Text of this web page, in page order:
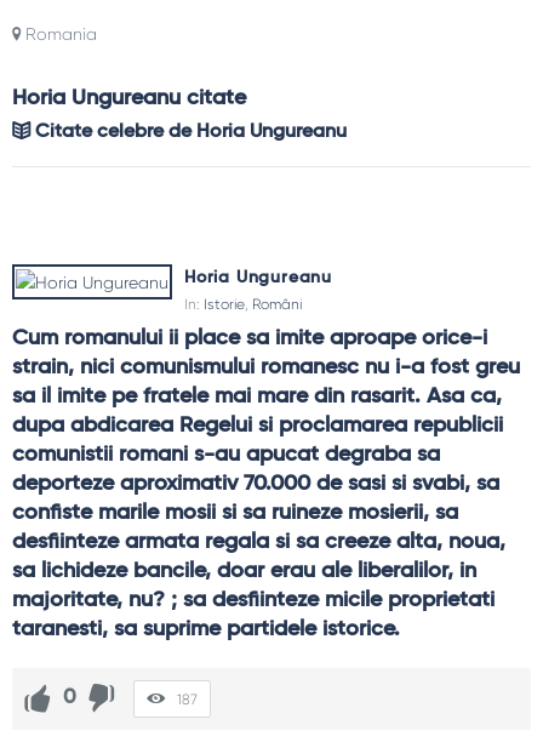
Romania
Horia Ungureanu citate
Citate celebre de Horia Ungureanu
Horia Ungureanu
In: Istorie, Români
Cum romanului ii place sa imite aproape orice-i
strain, nici comunismului romanesc nu i-a fost greu
sa il imite pe fratele mai mare din rasarit. Asa ca,
dupa abdicarea Regelui si proclamarea republicii
comunistii romani s-au apucat degraba sa
deporteze aproximativ 70.000 de sasi si svabi, sa
confiste marile mosii si sa ruineze mosierii, sa
desfiinteze armata regala si sa creeze alta, noua,
sa lichideze bancile, doar erau ale liberalilor, in
majoritate, nu? ; sa desfiinteze micile proprietati
taranesti, sa suprime partidele istorice.
0 187